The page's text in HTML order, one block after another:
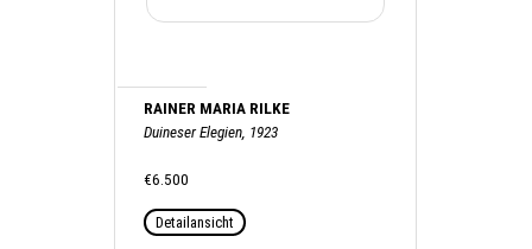
RAINER MARIA RILKE
Duineser Elegien, 1923
€6.500
Detailansicht